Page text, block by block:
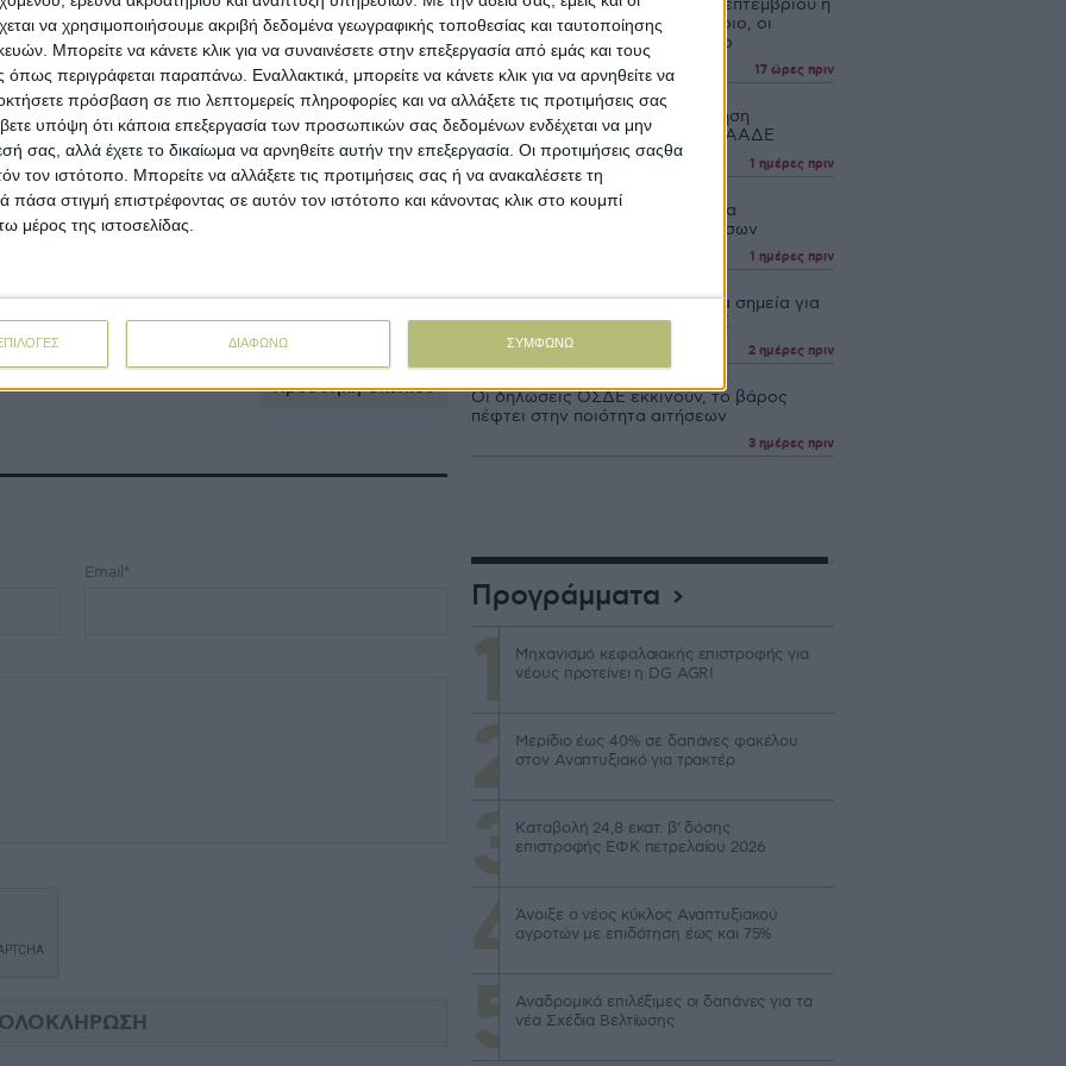
να χρησιμοποιήσουμε ακριβή δεδομένα γεωγραφικής τοποθεσίας και ταυτοποίησης
Μπορείτε να κάνετε κλικ για να συναινέσετε στην επεξεργασία από εμάς και τους
περιγράφεται παραπάνω. Εναλλακτικά, μπορείτε να κάνετε κλικ για να αρνηθείτε να
πρόσβαση σε πιο λεπτομερείς πληροφορίες και να αλλάξετε τις προτιμήσεις σας
υπόψη ότι κάποια επεξεργασία των προσωπικών σας δεδομένων ενδέχεται να μην
σας, αλλά έχετε το δικαίωμα να αρνηθείτε αυτήν την επεξεργασία. Οι προτιμήσεις σαςθα
τον ιστότοπο. Μπορείτε να αλλάξετε τις προτιμήσεις σας ή να ανακαλέσετε τη
στιγμή επιστρέφοντας σε αυτόν τον ιστότοπο και κάνοντας κλικ στο κουμπί
μέρος της ιστοσελίδας.
ΔΙΑΦΩΝΩ ΣΥΜΦΩΝΩ
δεν ήταν μεγάλες σε ποσότητα, αλλά
τις τιμές μας σε υψηλά επίπεδα. Η
(έστω και επιλεκτικού) έδωσε
να πιάσουν τα 80 σεντς ανά
υπάρχουν ανοιχτά συμβόλαια που ήδη
εμπορικοί οίκοι ή μικροί έμποροι, ενώ οι
από την πρόσφατη χρηματιστηριακή άνοδο
να επιστρέψουν προς τα 70 σεντς για να
Προσθήκη σχολίου
Email*
Με υποβολή ΟΣΔΕ έως τις 15 Σεπτεμβρίου η
προκαταβολή 75% τσεκ Οκτώβριο, οι
υπόλοιποι πάνε για το Νοέμβριο
17 ώρες πριν
Σε λειτουργία η νέα Ενιαία Αίτηση
Ενίσχυσης, τι λέει ανακοίνωση ΑΑΔΕ
1 ημέρες πριν
Αποζημιώσεις 4,2 εκατ. ευρώ για
θανατωθέντα ζώα λόγω ζωονόσων
1 ημέρες πριν
Εκδόθηκε νέα εγκύκλιος, λεπτά σημεία για
σωστή υποβολή δήλωσης ΟΣΔΕ
2 ημέρες πριν
Οι δηλώσεις ΟΣΔΕ εκκινούν, το βάρος
πέφτει στην ποιότητα αιτήσεων
3 ημέρες πριν
Προγράμματα
Μηχανισμό κεφαλαιακής επιστροφής για
νέους προτείνει η DG AGRI
Μερίδιο έως 40% σε δαπάνες φακέλου
στον Αναπτυξιακό για τρακτέρ
Καταβολή 24,8 εκατ. β’ δόσης
επιστροφής ΕΦΚ πετρελαίου 2026
Άνοιξε ο νέος κύκλος Αναπτυξιακού
αγροτών με επιδότηση έως και 75%
Αναδρομικά επιλέξιμες οι δαπάνες για τα
νέα Σχέδια Βελτίωσης